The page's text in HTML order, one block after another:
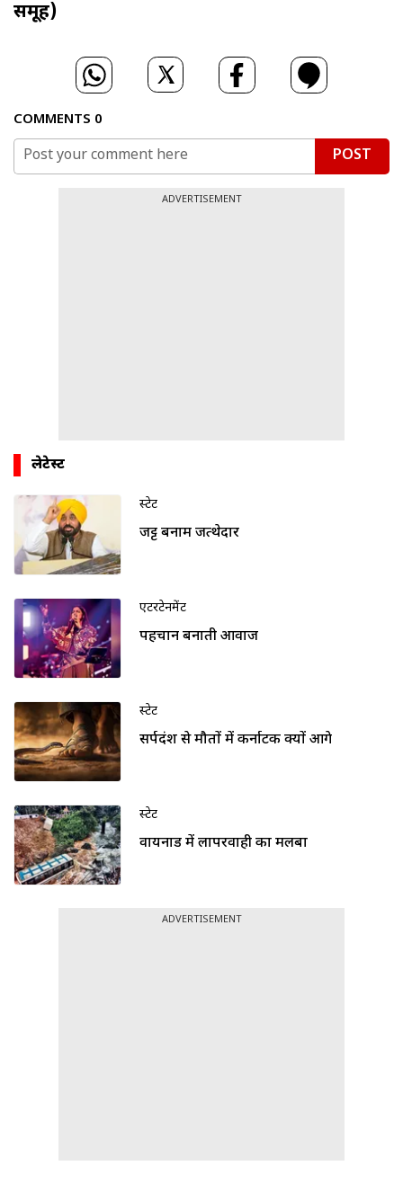
समूह)
COMMENTS 0
POST
ADVERTISEMENT
लेटेस्ट
स्टेट
जट्ट बनाम जत्थेदार
एंटरटेनमेंट
पहचान बनाती आवाज
स्टेट
सर्पदंश से मौतों में कर्नाटक क्यों आगे
स्टेट
वायनाड में लापरवाही का मलबा
ADVERTISEMENT